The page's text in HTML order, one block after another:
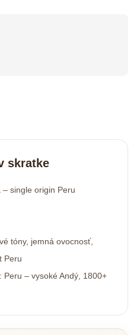
skratke
– single origin Peru
tóny, jemná ovocnosť,
Peru
Peru – vysoké Andý, 1800+